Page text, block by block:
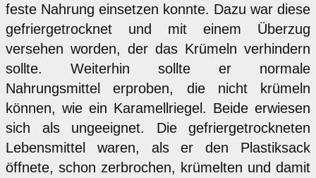
feste Nahrung einsetzen konnte. Dazu war diese
gefriergetrocknet und mit einem Überzug
versehen worden, der das Krümeln verhindern
sollte. Weiterhin sollte er normale
Nahrungsmittel erproben, die nicht krümeln
können, wie ein Karamellriegel. Beide erwiesen
sich als ungeeignet. Die gefriergetrockneten
Lebensmittel waren, als er den Plastiksack
öffnete, schon zerbrochen, krümelten und damit